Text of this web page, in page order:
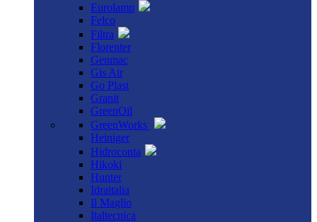
Eurolamp
Felco
Filtra
Florenter
Genmac
Gis Air
Go Plast
Granit
GreenOil
GreenWorks
Heiniger
Hidroconta
Hikoki
Hunter
Idraitalia
Il Maglio
Italtecnica